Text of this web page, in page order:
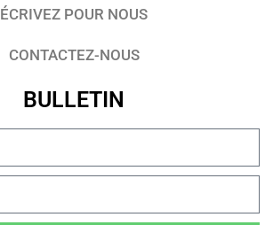
ÉCRIVEZ POUR NOUS
CONTACTEZ-NOUS
BULLETIN